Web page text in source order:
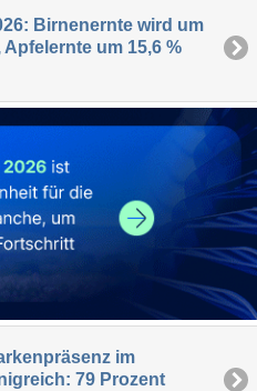
Birnenernte wird um
Apfelernte um 15,6 %
im
79 Prozent